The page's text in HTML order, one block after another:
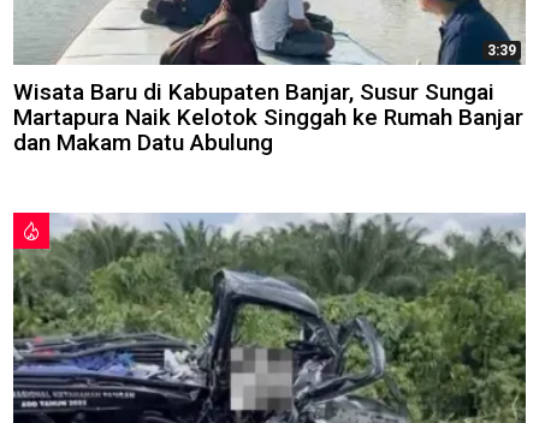
3:39
Wisata Baru di Kabupaten Banjar, Susur Sungai
Martapura Naik Kelotok Singgah ke Rumah Banjar
dan Makam Datu Abulung